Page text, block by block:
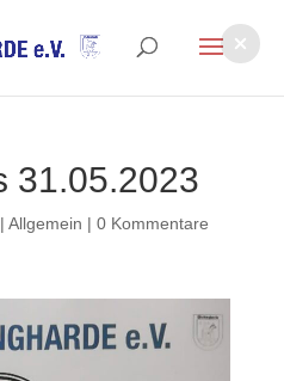
31.05.2023
| Allgemein | 0 Kommentare